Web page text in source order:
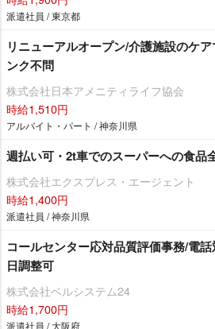
派遣社員 / 東京都
リニューアルオープン/介護施設のケ
ンク不問
株式会社日本アメニティライフ協会
時給1,510円
アルバイト・パート / 神奈川県
週払い可・2t車でのスーパーへの食品
株式会社エクスプレス・エージェント
時給1,400円
派遣社員 / 神奈川県
コールセンター応対品質評価事務/電
日調整可
株式会社ベルシステム24
時給1,700円
派遣社員 / 大阪府